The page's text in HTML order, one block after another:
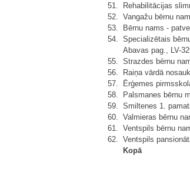
51.
Rehabilitācijas
52.
Vangažu bērnu
53.
Bērnu nams -
54.
Specializētais
Abavas pag., LV-
55.
Strazdes bērnu
56.
Raiņa vārdā
57.
Ērģemes
58.
Palsmanes bērnu
59.
Smiltenes 1.
60.
Valmieras bērnu
61.
Ventspils bērnu
62.
Ventspils
Kopā